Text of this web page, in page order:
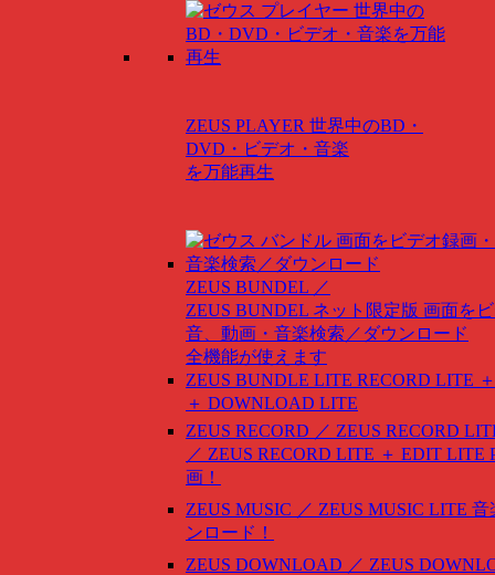
ZEUS PLAYER 世界中のBD・
DVD・ビデオ・音楽
を万能再生
ZEUS BUNDEL ／
ZEUS BUNDEL ネット限定版 画面を
音、動画・音楽検索／ダウンロード
全機能が使えます
ZEUS BUNDLE LITE RECORD LITE
＋ DOWNLOAD LITE
ZEUS RECORD ／ ZEUS RECORD
／ ZEUS RECORD LITE ＋ EDIT LITE
画！
ZEUS MUSIC ／ ZEUS MUSIC LITE 音
ンロード！
ZEUS DOWNLOAD ／ ZEUS